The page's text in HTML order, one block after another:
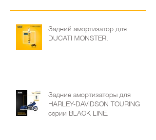
Задний амортизатор для
DUCATI MONSTER.
Задние амортизаторы для
HARLEY-DAVIDSON TOURING
серии BLACK LINE.